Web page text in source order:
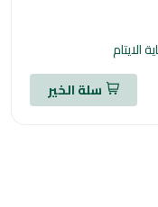
سلة الخير